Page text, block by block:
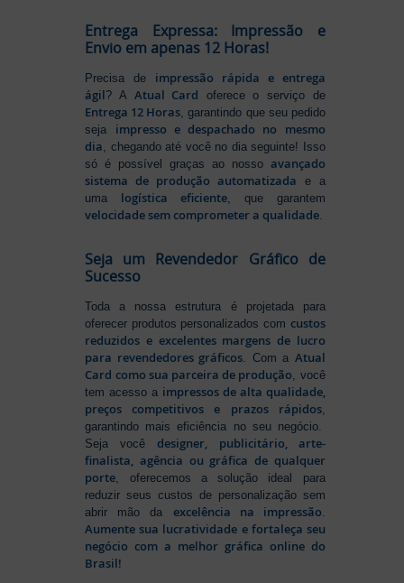
Entrega Expressa: Impressão e
Envio em apenas 12 Horas!
Precisa de impressão rápida e entrega
ágil? A Atual Card oferece o serviço de
Entrega 12 Horas, garantindo que seu pedido
seja impresso e despachado no mesmo
dia, chegando até você no dia seguinte! Isso
só é possível graças ao nosso avançado
sistema de produção automatizada e a
uma logística eficiente, que garantem
velocidade sem comprometer a qualidade.
Seja um Revendedor Gráfico de
Sucesso
Toda a nossa estrutura é projetada para
oferecer produtos personalizados com custos
reduzidos e excelentes margens de lucro
para revendedores gráficos . Com a Atual
Card como sua parceira de produção , você
tem acesso a impressos de alta qualidade,
preços competitivos e prazos rápidos,
garantindo mais eficiência no seu negócio.
Seja vocêdesigner, publicitário, arte-
finalista, agência ou gráfica de qualquer
porte , oferecemos a solução ideal para
reduzir seus custos de personalização sem
abrir mão da excelência na impressão
Aumente sua lucratividade e fortaleça seu
negócio com a melhor gráfica online do
Brasil!